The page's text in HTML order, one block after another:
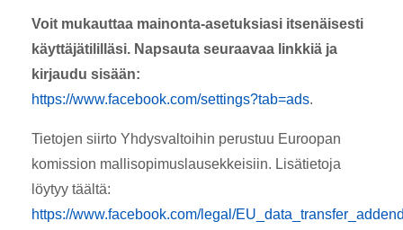
Voit mukauttaa mainonta-asetuksiasi itsenäisesti
käyttäjätililläsi. Napsauta seuraavaa linkkiä ja
kirjaudu sisään:
https://www.facebook.com/settings?tab=ads.
Tietojen siirto Yhdysvaltoihin perustuu Euroopan
komission mallisopimuslausekkeisiin. Lisätietoja
löytyy täältä:
https://www.facebook.com/legal/